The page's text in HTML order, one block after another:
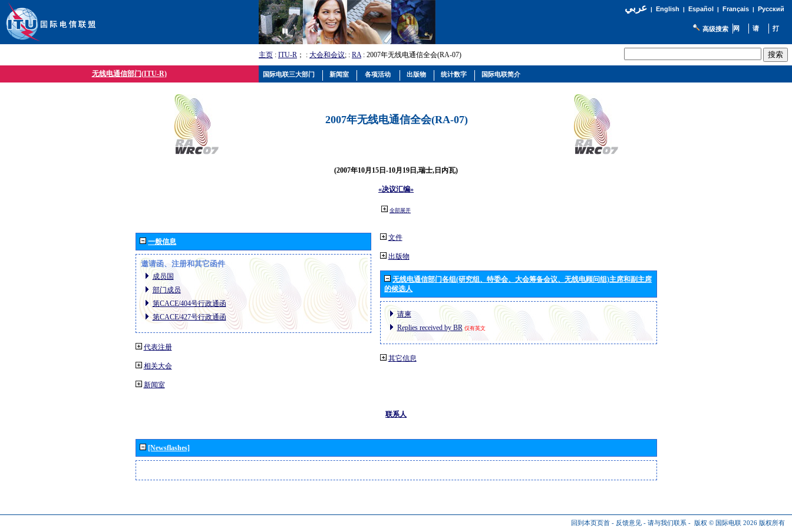
عربي| English | Español | Français| Русский
高级搜索
主页 : ITU-R ； : 大会和会议; : RA: 2007年无线电通信全会(RA-07)
无线电通信部门(ITU-R)
2007年无线电通信全会(RA-07)
(2007年10月15日-10月19日,瑞士,日内瓦)
«决议汇编»
全部展开
一般信息
邀请函、注册和其它函件
成员国
部门成员
第CACE/404号行政通函
第CACE/427号行政通函
代表注册
相关大会
新闻室
文件
出版物
无线电通信部门各组(研究组、特委会、大会筹备会议、无线电顾问组)主席和副主席
的候选人
请柬
Replies received by BR 仅有英文
其它信息
联系人
[Newsflashes]
回到本页页首 - 反馈意见 - 请与我们联系 - 版权 © 国际电联 2026 版权所有
国际电联三大部门 新闻室 各项活动 出版物 统计数字 国际电联简介